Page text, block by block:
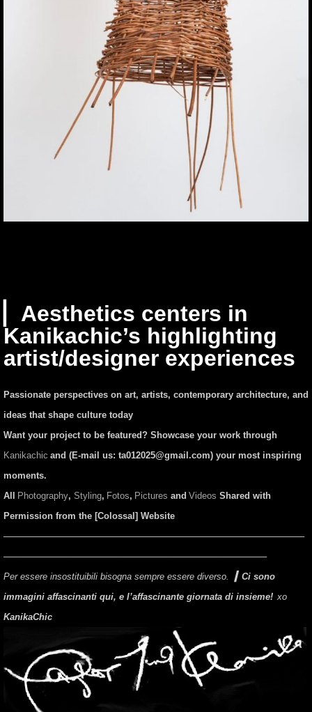
▏Aesthetics centers in
Kanikachic’s highlighting
artist/designer experiences
Passionate perspectives on art, artists, contemporary architecture, and
ideas that shape culture today
Want your project to be featured? Showcase your work through
Kanikachic and (E-mail us: ta012025@gmail.com) your most inspiring
moments.
All
Photography, Styling, Fotos, Pictures and Videos Shared with
Permission from the [Colossal] Website
────────────────────────────────────────────────
──────────────────────────────────────────
Per essere insostituibili bisogna sempre essere diverso.
▎ Ci sono
immagini affascinanti qui, e l’affascinante giornata di insieme! xo
KanikaChic